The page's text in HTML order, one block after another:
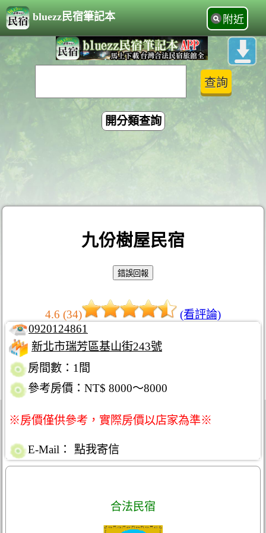
bluezz民宿筆記本 附近
開分類查詢
九份樹屋民宿
4.6 (34)
(看評論)
0920124861
新北市瑞芳區基山街243號
房間數：1間
參考房價：NT$ 8000～8000
※房價僅供參考，實際房價以店家為準※
E-Mail： 點我寄信
合法民宿